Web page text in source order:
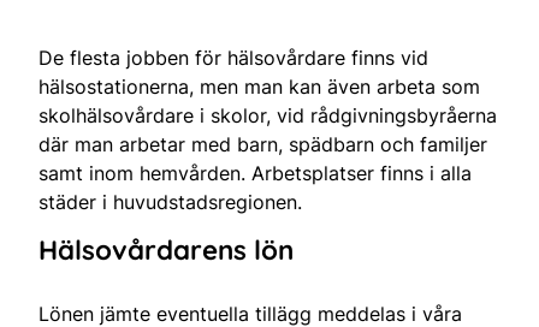
De flesta jobben för hälsovårdare finns vid
hälsostationerna, men man kan även arbeta som
skolhälsovårdare i skolor, vid rådgivningsbyråerna
där man arbetar med barn, spädbarn och familjer
samt inom hemvården. Arbetsplatser finns i alla
städer i huvudstadsregionen.
Hälsovårdarens lön
Lönen jämte eventuella tillägg meddelas i våra